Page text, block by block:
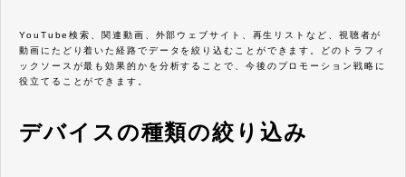
YouTube検索、関連動画、外部ウェブサイト、再生リストなど、視聴者が
動画にたどり着いた経路でデータを絞り込むことができます。どのトラフィ
ックソースが最も効果的かを分析することで、今後のプロモーション戦略に
役立てることができます。
デバイスの種類の絞り込み